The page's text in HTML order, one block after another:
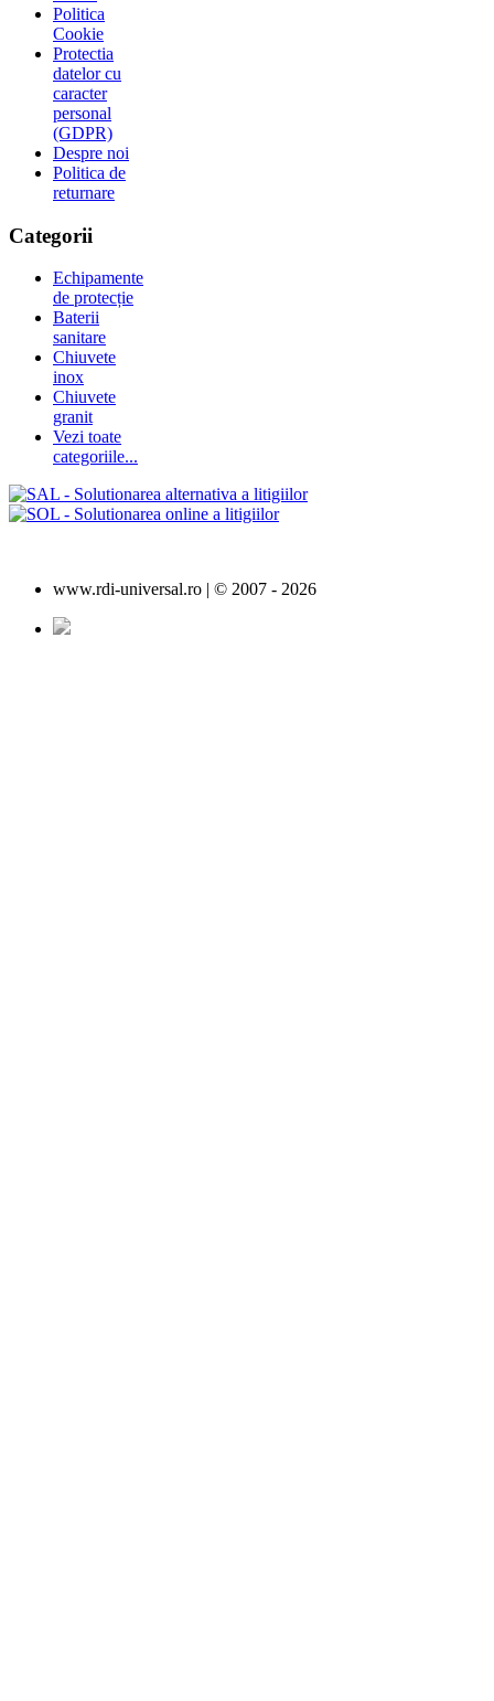
Politica
Cookie
Protectia
datelor cu
caracter
personal
(GDPR)
Despre noi
Politica de
returnare
Categorii
Echipamente
de protecție
Baterii
sanitare
Chiuvete
inox
Chiuvete
granit
Vezi toate
categoriile...
www.rdi-universal.ro | © 2007 - 2026